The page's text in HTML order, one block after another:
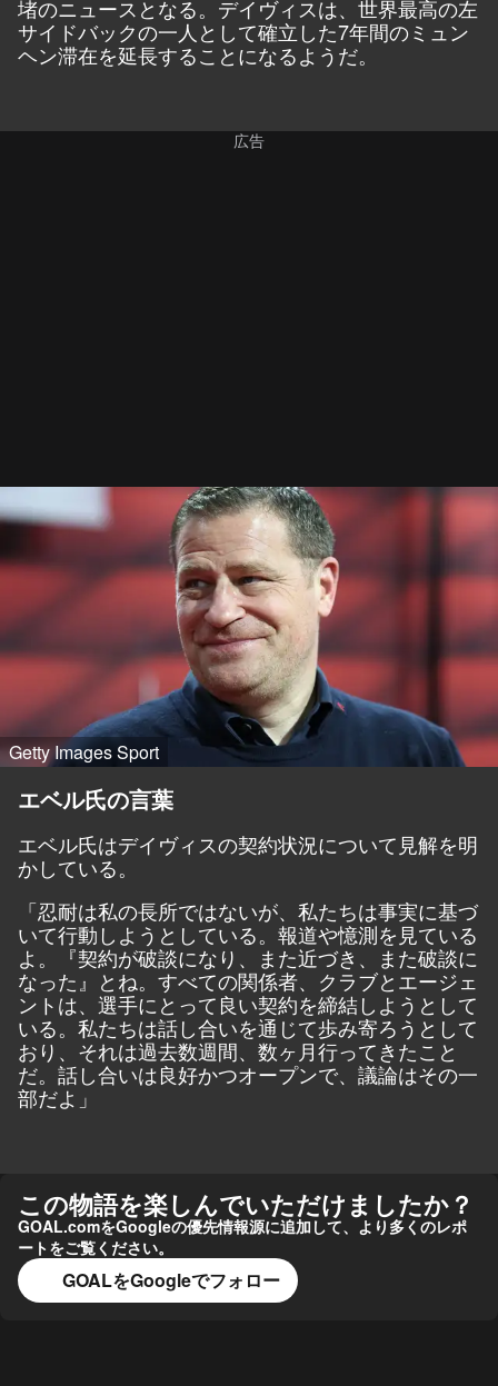
堵のニュースとなる。デイヴィスは、世界最高の左
サイドバックの一人として確立した7年間のミュン
ヘン滞在を延長することになるようだ。
Getty Images Sport
エベル氏の言葉
エベル氏はデイヴィスの契約状況について見解を明
かしている。
「忍耐は私の長所ではないが、私たちは事実に基づ
いて行動しようとしている。報道や憶測を見ている
よ。『契約が破談になり、また近づき、また破談に
なった』とね。すべての関係者、クラブとエージェ
ントは、選手にとって良い契約を締結しようとして
いる。私たちは話し合いを通じて歩み寄ろうとして
おり、それは過去数週間、数ヶ月行ってきたこと
だ。話し合いは良好かつオープンで、議論はその一
部だよ」
この物語を楽しんでいただけましたか？
GOAL.comをGoogleの優先情報源に追加して、より多くのレポ
ートをご覧ください。
GOALをGoogleでフォロー